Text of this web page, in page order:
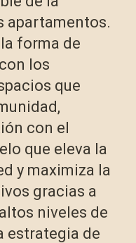
apartamentos.
forma de
los
que
con el
que eleva la
y maximiza la
gracias a
niveles de
estrategia de